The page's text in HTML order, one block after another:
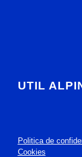
UTIL
Politica de
Cookies